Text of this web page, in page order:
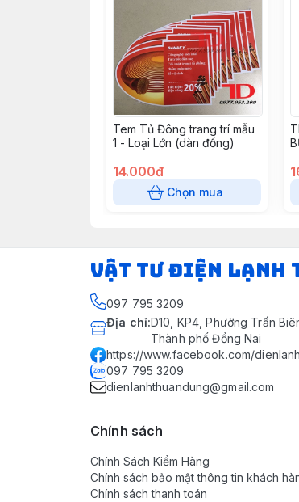
Tem Tủ Đông trang trí mẫu
1 - Loại Lớn (dàn đồng)
14.000đ
Chọn mua
VẬT TƯ ĐIỆN LẠNH
097 795 3209
Địa chỉ:D10, KP4, Phường Trấn
Thành phố Đồng Nai
https://www.facebook.com/
097 795 3209
dienlanhthuandung@gmail.com
Chính sách
Chính Sách Kiểm Hàng
Chính sách bảo mật thông tin khách
Chính sách thanh toán